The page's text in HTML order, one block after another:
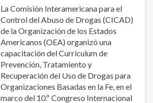
La Comisión Interamericana para el
Control del Abuso de Drogas (CICAD)
de la Organización de los Estados
Americanos (OEA) organizó una
capacitación del Currículum de
Prevención, Tratamiento y
Recuperación del Uso de Drogas para
Organizaciones Basadas en la Fe, en el
marco del 10.º Congreso Internacional